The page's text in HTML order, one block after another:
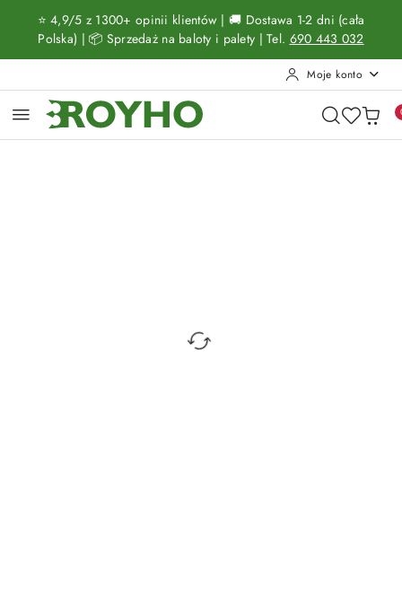
Przejdź do treści głównej
Przejdź do wyszukiwarki
Przejdź do moje konto
Przejdź do menu głównego
Przejdź do opisu produktu
Przejdź do stopki
⭐ 4,9/5 z 1300+ opinii klientów | 🚚 Dostawa 1-2 dni (cała
Polska) | 📦 Sprzedaż na baloty i palety | Tel. 690 443 032
Moje konto